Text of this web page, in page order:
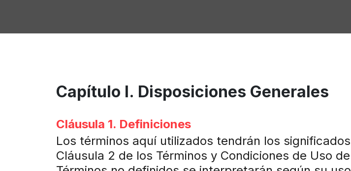
Capítulo I. Disposiciones Generales
Cláusula 1. Definiciones
Los términos aquí utilizados tendrán los
Cláusula 2 de los Términos y Condiciones de Uso